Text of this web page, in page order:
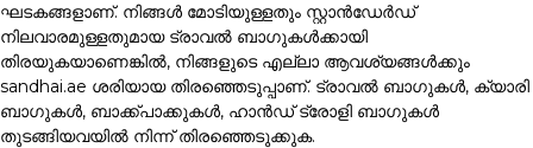
ഘടകങ്ങളാണ്. നിങ്ങൾ മോടിയുള്ളതും സ്റ്റാൻഡേർഡ്
നിലവാരമുള്ളതുമായ ട്രാവൽ ബാഗുകൾക്കായി
തിരയുകയാണെങ്കിൽ, നിങ്ങളുടെ എല്ലാ ആവശ്യങ്ങൾക്കും
sandhai.ae ശരിയായ തിരഞ്ഞെടുപ്പാണ്. ട്രാവൽ ബാഗുകൾ, ക്യാരി
ബാഗുകൾ, ബാക്ക്പാക്കുകൾ, ഹാൻഡ് ട്രോളി ബാഗുകൾ
തുടങ്ങിയവയിൽ നിന്ന് തിരഞ്ഞെടുക്കുക.